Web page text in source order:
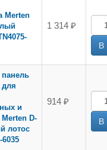
Merten
1 314 ₽
и
D-
лотос
6035
914 ₽